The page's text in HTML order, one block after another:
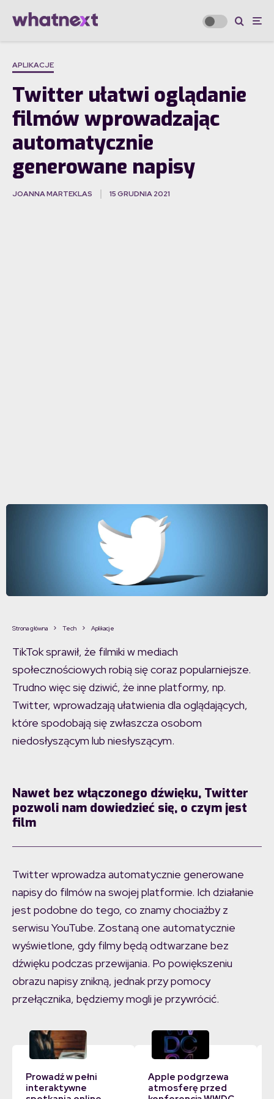
APLIKACJE
Twitter ułatwi oglądanie
filmów wprowadzając
automatycznie
generowane napisy
JOANNA MARTEKLAS 15 GRUDNIA 2021
Strona główna Tech Aplikacje
TikTok sprawił, że filmiki w mediach
społecznościowych robią się coraz popularniejsze.
Trudno więc się dziwić, że inne platformy, np.
Twitter, wprowadzają ułatwienia dla oglądających,
które spodobają się zwłaszcza osobom
niedosłyszącym lub niesłyszącym.
Nawet bez włączonego dźwięku, Twitter
pozwoli nam dowiedzieć się, o czym jest
film
Twitter wprowadza automatycznie generowane
napisy do filmów na swojej platformie. Ich działanie
jest podobne do tego, co znamy chociażby z
serwisu YouTube. Zostaną one automatycznie
wyświetlone, gdy filmy będą odtwarzane bez
dźwięku podczas przewijania. Po powiększeniu
obrazu napisy znikną, jednak przy pomocy
przełącznika, będziemy mogli je przywrócić.
Prowadź w pełni
interaktywne
Apple podgrzewa
atmosferę przed